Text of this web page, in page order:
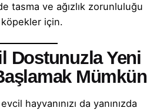
tasma ve ağızlık zorunluluğu
için.
Dostunuzla Yeni
Mümkün
hayvanınızı da yanınızda